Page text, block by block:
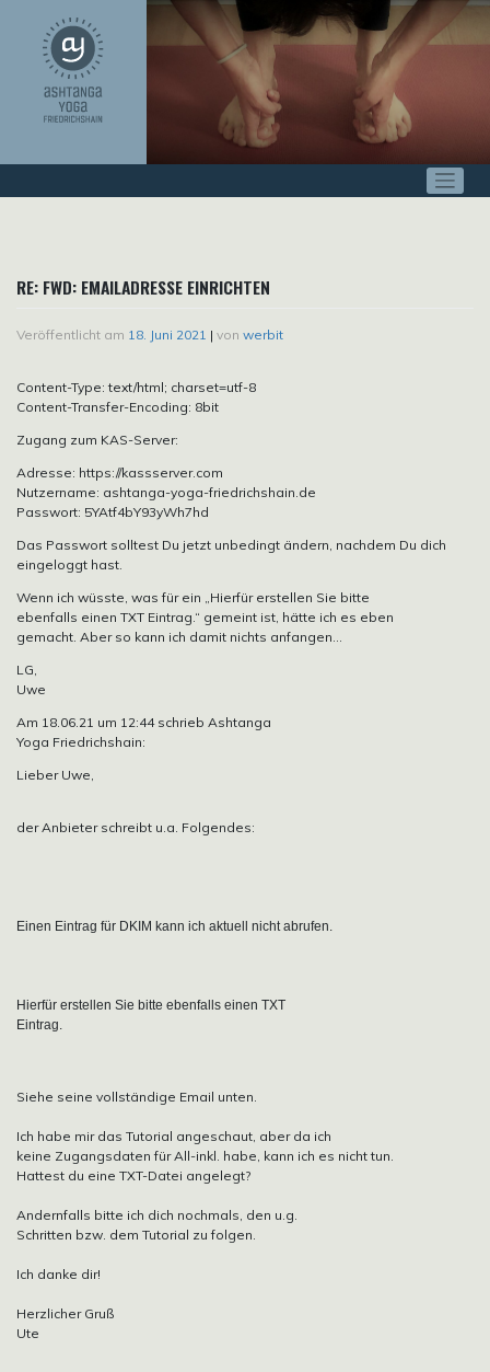
springen
RE: FWD: EMAILADRESSE EINRICHTEN
Veröffentlicht am 18. Juni 2021 | von werbit
Content-Type: text/html; charset=utf-8
Content-Transfer-Encoding: 8bit
Zugang zum KAS-Server:
Adresse: https://kassserver.com
Nutzername: ashtanga-yoga-friedrichshain.de
Passwort: 5YAtf4bY93yWh7hd
Das Passwort solltest Du jetzt unbedingt ändern, nachdem Du dich
eingeloggt hast.
Wenn ich wüsste, was für ein „Hierfür erstellen Sie bitte
ebenfalls einen TXT Eintrag.“ gemeint ist, hätte ich es eben
gemacht. Aber so kann ich damit nichts anfangen…
LG,
Uwe
Am 18.06.21 um 12:44 schrieb Ashtanga
Yoga Friedrichshain:
Lieber Uwe,
der Anbieter schreibt u.a. Folgendes:
Einen Eintrag für DKIM kann ich aktuell nicht abrufen.
Hierfür erstellen Sie bitte ebenfalls einen TXT
Eintrag.
Siehe seine vollständige Email unten.
Ich habe mir das Tutorial angeschaut, aber da ich
keine Zugangsdaten für All-inkl. habe, kann ich es nicht tun.
Hattest du eine TXT-Datei angelegt?
Andernfalls bitte ich dich nochmals, den u.g.
Schritten bzw. dem Tutorial zu folgen.
Ich danke dir!
Herzlicher Gruß
Ute